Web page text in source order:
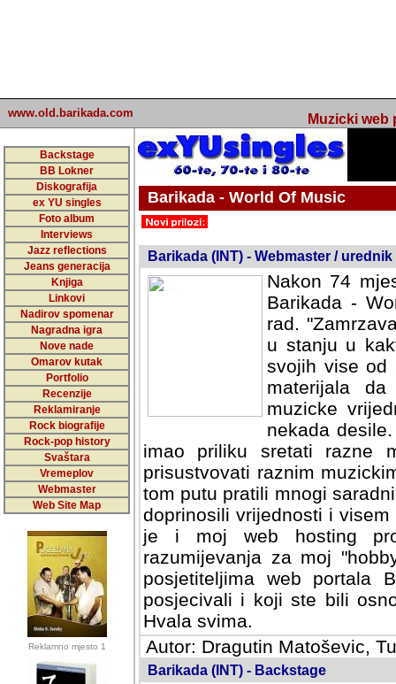
www.old.barikada.com Muzicki web
Backstage
BB Lokner
Diskografija
ex YU singles
Foto album
Interviews
Jazz reflections
Jeans generacija
Knjiga
Linkovi
Nadirov spomenar
Nagradna igra
Nove nade
Omarov kutak
Portfolio
Recenzije
Reklamiranje
Rock biografije
Rock-pop history
Svaštara
Vremeplov
Webmaster
Web Site Map
Reklamno mjesto 1
Barikada - World Of Music
Barikada (INT) - Webmaster / urednik
Nakon 74
Barikada -
rad.
u stanju u
svojih vise od
materijala
muzicke
nekada
imao priliku sretati razne
prisustvovati raznim
tom putu pratili mnogi
doprinosili vrijednosti i
je i moj web hosting
razumijevanja za moj
posjetiteljima web portala
posjecivali i koji ste bili
Hvala svima.
Autor: Dragutin Matoševic,
Barikada (INT) - Backstage